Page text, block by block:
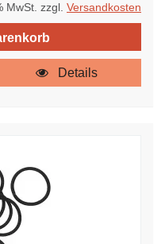
MwSt. zzgl. Versandkosten
Details